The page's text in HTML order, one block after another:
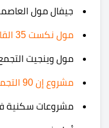
جيفال مول
مول نكست 35 القاهرة الجديدة.
مول وينجيت
مشروع إن 90 التجمع الخامس.
مشروعات سكنية